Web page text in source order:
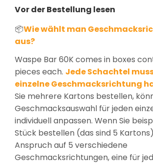
Vor der Bestellung lesen
📦Wie wählt man
aus?
Waspe Bar 60K comes in boxes
pieces each. Jede Schachtel
einzelne Geschmacksrichtung
Sie mehrere Kartons bestellen,
Geschmacksauswahl für jeden
individuell anpassen. Wenn Sie
Stück bestellen (das sind 5
Anspruch auf 5 verschiedene
Geschmacksrichtungen, eine für